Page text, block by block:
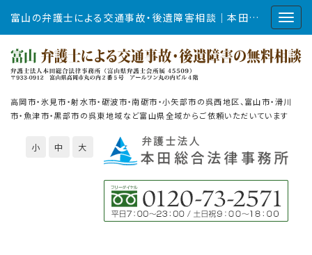
富山の弁護士による交通事故・後遺障害相談｜本田総合法律事務所
高岡市・氷見市・射水市・砺波市・南砺市・小矢部市の呉西地区、富山市・滑川
市・魚津市・黒部市の呉東地域など富山県全域からご依頼いただいています
小 中 大